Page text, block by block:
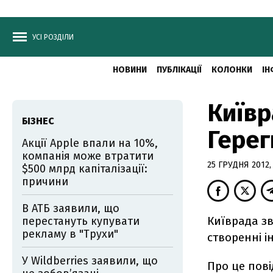
УСІ РОЗДІЛИ
НОВИНИ ПУБЛІКАЦІЇ КОЛОНКИ
25 ГРУДНЯ 2012,
Київрада
створенні
Про це
БІЗНЕС
Акції Apple впали на 10%,
компанія може втратити
$500 млрд капіталізації:
причини
В АТБ заявили, що
перестануть купувати
рекламу в "Трухи"
У Wildberries заявили, що